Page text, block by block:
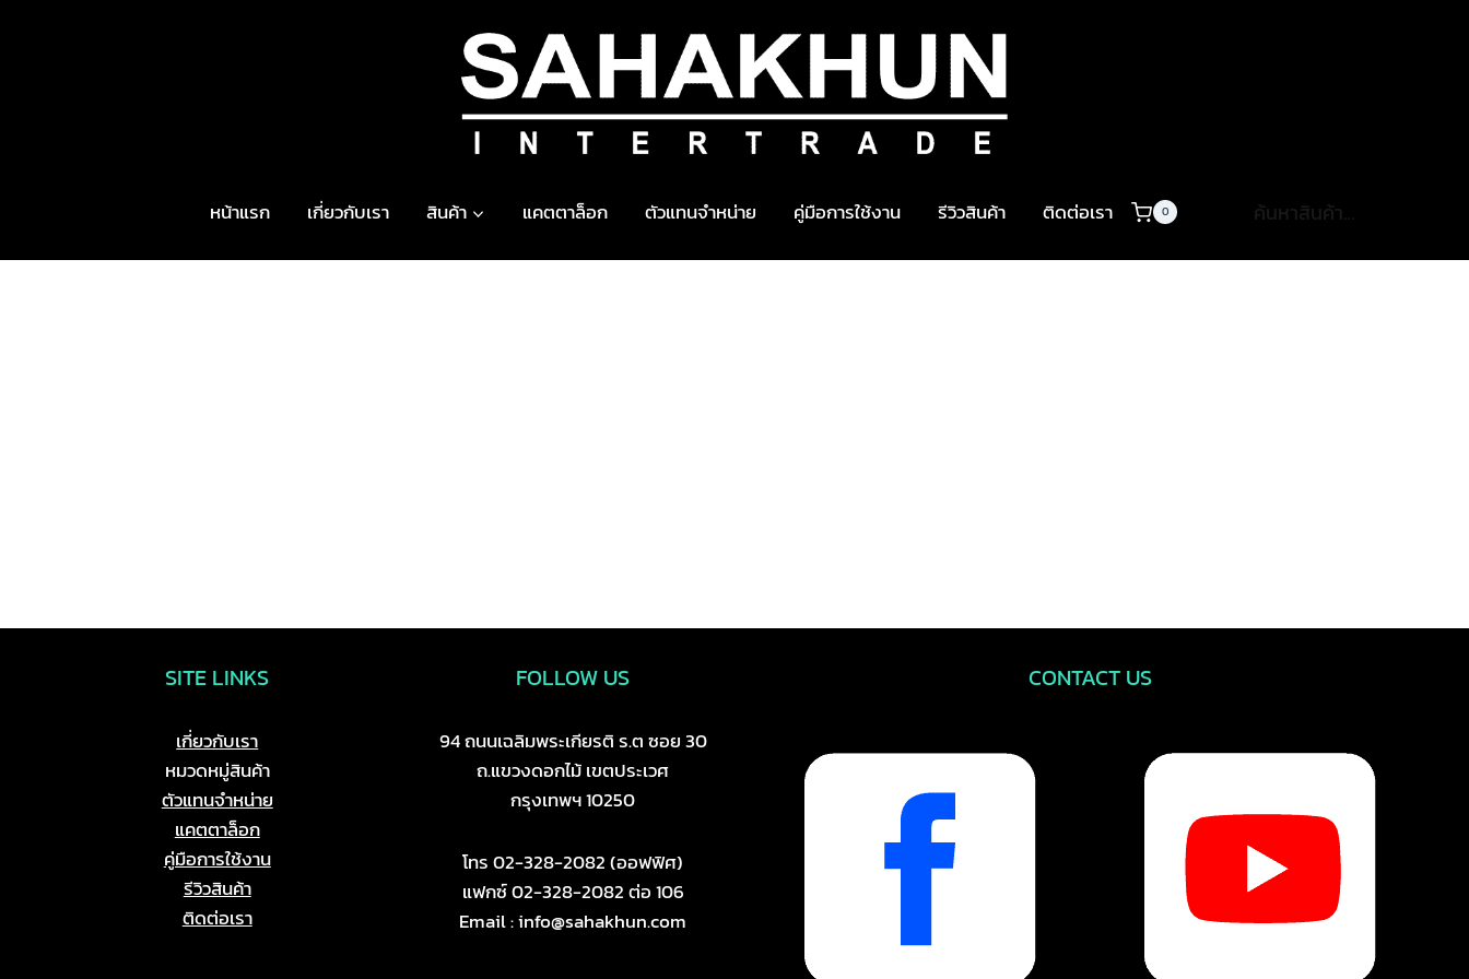
หน้าแรก เกี่ยวกับเรา สินค้า แคตตาล็อก ตัวแทนจำหน่าย คู่มือการใช้งาน รีวิวสินค้า ติดต่อเรา 0
SITE LINKS
เกี่ยวกับเรา
หมวดหมู่สินค้า
ตัวแทนจำหน่าย
แคตตาล็อก
คู่มือการใช้งาน
รีวิวสินค้า
ติดต่อเรา
FOLLOW US
94 ถนนเฉลิมพระเกียรติ ร.ต ซอย 30
ถ.แขวงดอกไม้ เขตประเวศ
กรุงเทพฯ 10250
โทร 02-328-2082 (ออฟฟิศ)
แฟกซ์ 02-328-2082 ต่อ 106
Email : info@sahakhun.com
CONTACT US